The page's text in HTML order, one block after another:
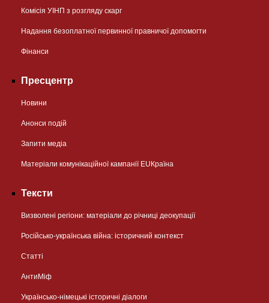
Комісія УІНП з розгляду скарг
Надання безоплатної первинної правничої допомогти
Фінанси
Пресцентр
Новини
Анонси подій
Запити медіа
Матеріали комунікаційної кампанії EUКраїна
Тексти
Визволені регіони: матеріали до річниці деокупації
Російсько-українська війна: історичний контекст
Статті
АнтиМіф
Українсько-німецькі історичні діалоги